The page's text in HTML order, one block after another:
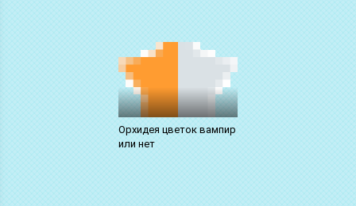
Орхидея цветок вампир
или нет